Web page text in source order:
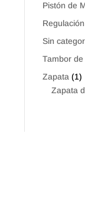
Pistón de
Sin
Tambor
Zapata (1)
Zapata